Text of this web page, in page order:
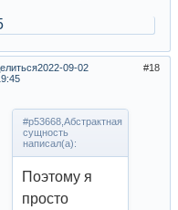
18
2022-09-02
#p53668,Абстрактная
сущность
написал(а):
Поэтому я
просто